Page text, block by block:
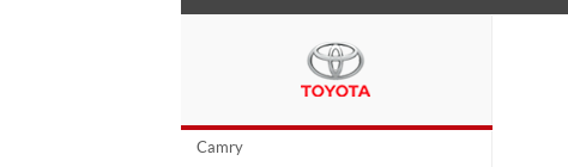
Camry